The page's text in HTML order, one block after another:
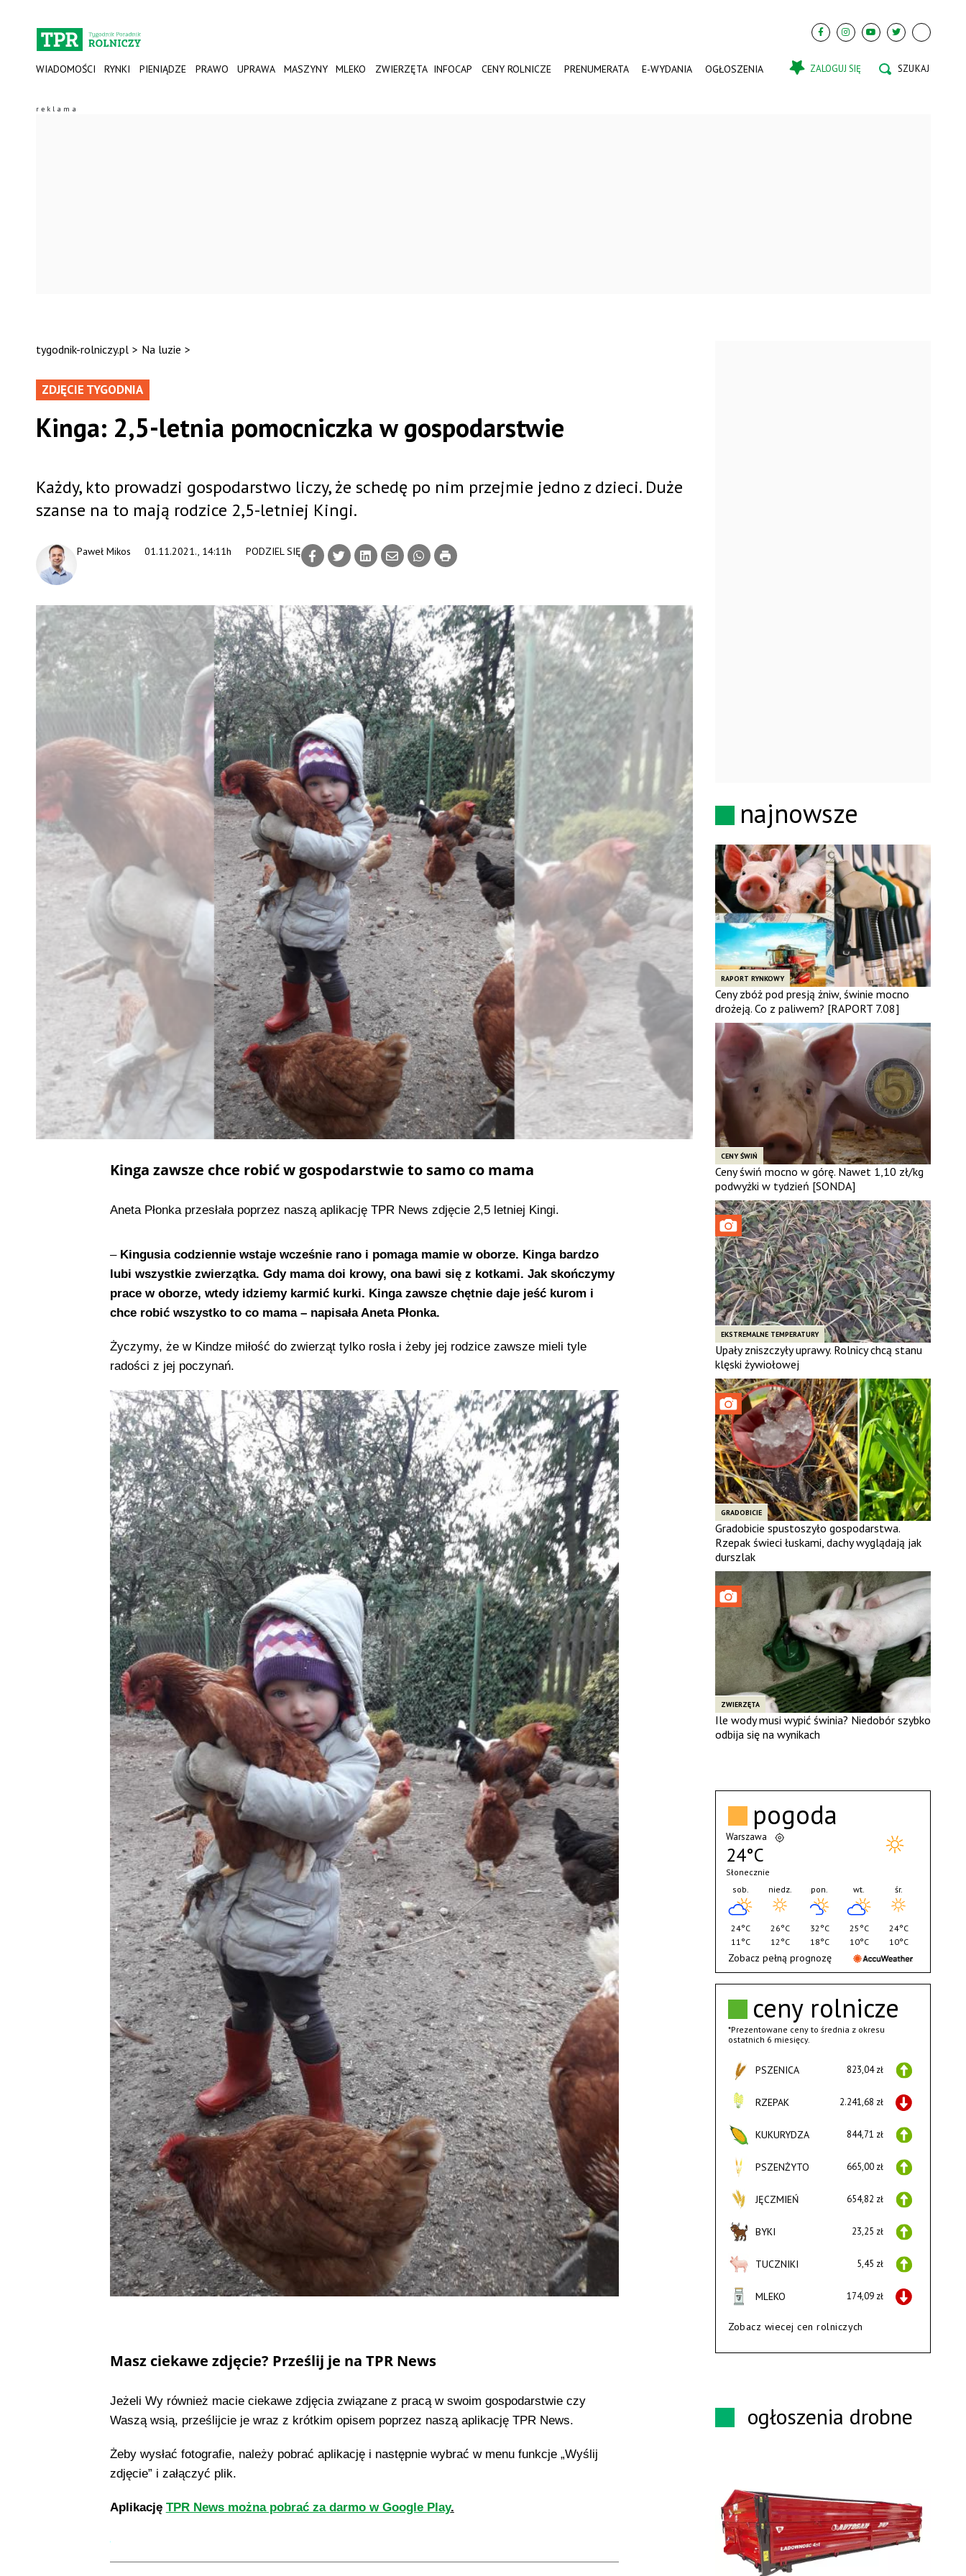
WIADOMOŚCI RYNKI PIENIĄDZE PRAWO UPRAWA MASZYNY MLEKO ZWIERZĘTA INFOCAP CENY ROLNICZE PRENUMERATA E-WYDANIA OGŁOSZENIA ZALOGUJ SIĘ
tygodnik-rolniczy.pl > Na luzie >
ZDJĘCIE TYGODNIA
Kinga: 2,5-letnia pomocniczka w gospodarstwie
01.11.2021., 14:11h
Paweł Mikos PODZIEL SIĘ
Każdy, kto prowadzi gospodarstwo liczy, że schedę po nim przejmie jedno z dzieci. Duże
szanse na to mają rodzice 2,5-letniej Kingi.
Kinga zawsze chce robić w gospodarstwie to samo co mama
Aneta Płonka przesłała poprzez naszą aplikację TPR News zdjęcie 2,5 letniej Kingi.
– Kingusia codziennie wstaje wcześnie rano i pomaga mamie w oborze. Kinga bardzo
lubi wszystkie zwierzątka. Gdy mama doi krowy, ona bawi się z kotkami. Jak skończymy
prace w oborze, wtedy idziemy karmić kurki. Kinga zawsze chętnie daje jeść kurom i
chce robić wszystko to co mama – napisała Aneta Płonka.
Życzymy, że w Kindze miłość do zwierząt tylko rosła i żeby jej rodzice zawsze mieli tyle
radości z jej poczynań.
Masz ciekawe zdjęcie? Prześlij je na TPR News
Jeżeli Wy również macie ciekawe zdjęcia związane z pracą w swoim gospodarstwie czy
Waszą wsią, prześlijcie je wraz z krótkim opisem poprzez naszą aplikację TPR News.
Żeby wysłać fotografie, należy pobrać aplikację i następnie wybrać w menu funkcje „Wyślij
zdjęcie” i załączyć plik.
Aplikację TPR News można pobrać za darmo w Google Play.
najnowsze
RAPORT RYNKOWY
Ceny zbóż pod presją żniw, świnie mocno
drożeją. Co z paliwem? [RAPORT 7.08]
CENY ŚWIŃ
Ceny świń mocno w górę. Nawet 1,10 zł/kg
podwyżki w tydzień [SONDA]
EKSTREMALNE TEMPERATURY
Upały zniszczyły uprawy. Rolnicy chcą stanu
klęski żywiołowej
GRADOBICIE
Gradobicie spustoszyło gospodarstwa.
Rzepak świeci łuskami, dachy wyglądają jak
durszlak
ZWIERZĘTA
Ile wody musi wypić świnia? Niedobór szybko
odbija się na wynikach
ceny rolnicze
*Prezentowane ceny to średnia z okresu
ostatnich 6 miesięcy.
PSZENICA 823,04 zł
RZEPAK 2.241,68 zł
KUKURYDZA 844,71 zł
PSZENŻYTO 665,00 zł
JĘCZMIEŃ 654,82 zł
BYKI 23,25 zł
TUCZNIKI 5,45 zł
MLEKO 174,09 zł
Zobacz wiecej cen rolniczych
pogoda
Warszawa
24°C
Słonecznie
sob.
24°C
11°C
niedz.
26°C
12°C
pon.
32°C
18°C
wt.
25°C
10°C
śr.
24°C
10°C
Zobacz pełną prognozę
ogłoszenia drobne